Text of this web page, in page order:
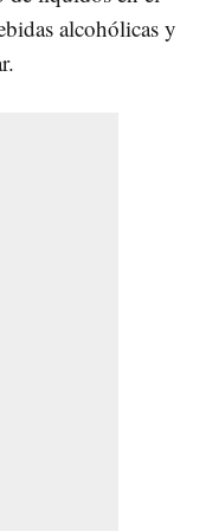
alcohólicas y